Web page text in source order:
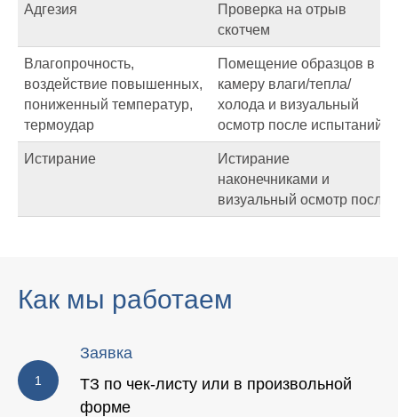
Адгезия
Проверка на отрыв
скотчем
Влагопрочность,
воздействие повышенных,
пониженный температур,
термоудар
Помещение образцов в
камеру влаги/тепла/
холода и визуальный
осмотр после испытаний.
Истирание
Истирание
наконечниками и
визуальный осмотр после
Как мы работаем
Заявка
ТЗ по чек-листу или в произвольной
форме